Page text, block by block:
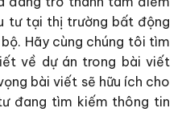
tư tại thị trường bất động
Hãy cùng chúng tôi tìm
về dự án trong bài viết
bài viết sẽ hữu ích cho
đang tìm kiếm thông tin